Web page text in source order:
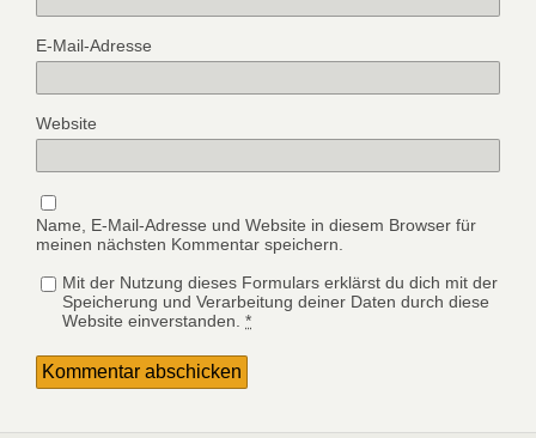
E-Mail-Adresse
Website
Name, E-Mail-Adresse und Website in diesem Browser für
meinen nächsten Kommentar speichern.
Mit der Nutzung dieses Formulars erklärst du dich mit der
Speicherung und Verarbeitung deiner Daten durch diese
Website einverstanden. *